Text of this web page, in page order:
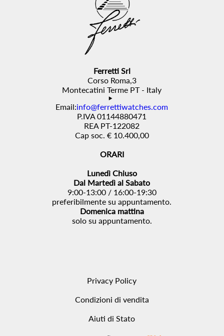
Ferretti Srl
Corso Roma,3
Montecatini Terme PT - Italy
Email:info@ferrettiwatches.com
P.IVA 01144880471
REA PT-122082
Cap soc. € 10.400,00
ORARI
Lunedì Chiuso
Dal Martedì al Sabato
9:00-13:00 / 16:00-19:30
preferibilmente su appuntamento.
Domenica mattina
solo su appuntamento.
Privacy Policy
Condizioni di vendita
Aiuti di Stato